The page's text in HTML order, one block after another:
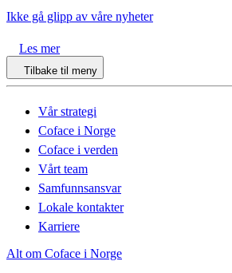
Ikke gå glipp av våre nyheter
Les mer
Tilbake til meny
Vår strategi
Coface i Norge
Coface i verden
Vårt team
Samfunnsansvar
Lokale kontakter
Karriere
Alt om Coface i Norge